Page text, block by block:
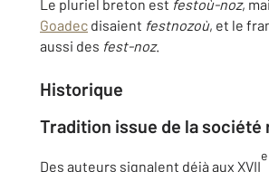
Le pluriel breton est festoù-noz,
Goadec disaient festnozoù, et le
aussi des fest-noz.
Historique
Tradition issue de la société
Des auteurs signalent déjà aux XVII
e